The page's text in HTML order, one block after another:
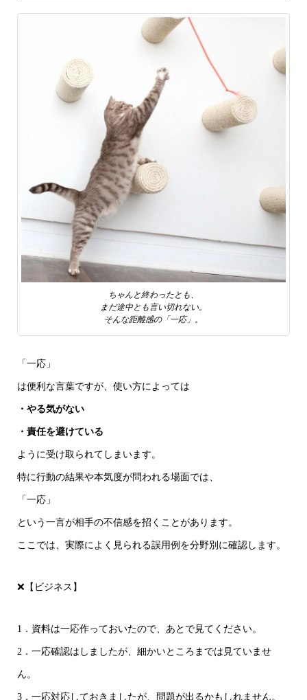
ちゃんと終わったとも、
まだ途中とも言い切れない。
そんな距離感の「一応」。
「一応」
は便利な言葉ですが、使い方によっては
・やる気がない
・責任を避けている
ように受け取られてしまいます。
特に行動の結果や本気度が問われる場面では、
「一応」
という一言が相手の不信感を招くことがあります。
ここでは、実際によく見られる誤用例を分野別に確認します。
❌【ビジネス】
1．資料は一応作っておいたので、あとで見てください。
2．一応確認はしましたが、細かいところまでは見ていませ
ん。
3．一応対応しておきましたが、問題が出るかもしれません。